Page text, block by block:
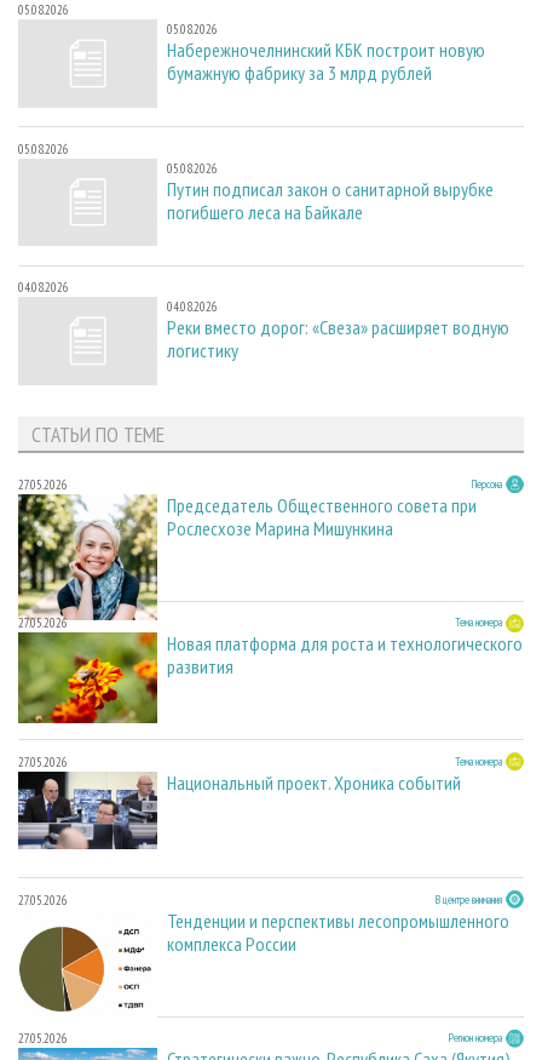
05.08.2026
05.08.2026
Набережночелнинский КБК построит новую
бумажную фабрику за 3 млрд рублей
05.08.2026
05.08.2026
Путин подписал закон о санитарной вырубке
погибшего леса на Байкале
04.08.2026
04.08.2026
Реки вместо дорог: «Свеза» расширяет водную
логистику
СТАТЬИ ПО ТЕМЕ
27.05.2026 Персона
Председатель Общественного совета при
Рослесхозе Марина Мишункина
27.05.2026 Тема номера
Новая платформа для роста и технологического
развития
27.05.2026 Тема номера
Национальный проект. Хроника событий
27.05.2026 В центре внимания
Тенденции и перспективы лесопромышленного
комплекса России
27.05.2026 Регион номера